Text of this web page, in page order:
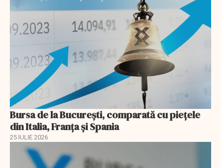
Bursa de la București, comparată cu piețele
din Italia, Franța și Spania
25 IULIE 2026